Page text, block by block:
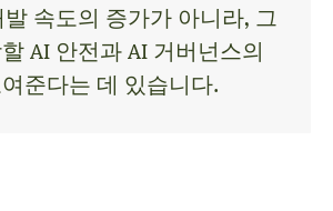
속도의 증가가 아니라, 그
AI 안전과 AI 거버넌스의
준다는 데 있습니다.